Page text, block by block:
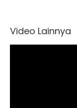
Video Lainnya